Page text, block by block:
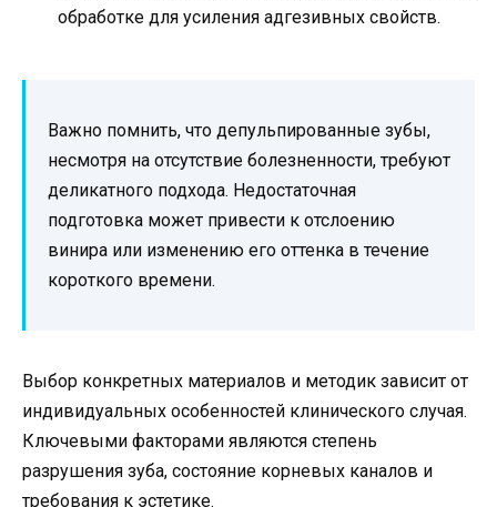
обработке для усиления адгезивных свойств.
Важно помнить, что депульпированные зубы,
несмотря на отсутствие болезненности, требуют
деликатного подхода. Недостаточная
подготовка может привести к отслоению
винира или изменению его оттенка в течение
короткого времени.
Выбор конкретных материалов и методик зависит от
индивидуальных особенностей клинического случая.
Ключевыми факторами являются степень
разрушения зуба, состояние корневых каналов и
требования к эстетике.